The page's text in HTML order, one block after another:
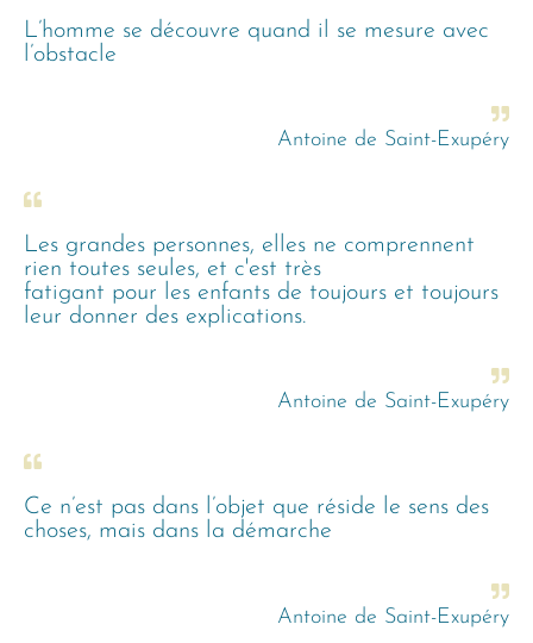
L’homme se découvre quand il se mesure avec
l’obstacle
Antoine de Saint-Exupéry
Les grandes personnes, elles ne comprennent
rien toutes seules, et c'est très
fatigant pour les enfants de toujours et toujours
leur donner des explications.
Antoine de Saint-Exupéry
Ce n’est pas dans l’objet que réside le sens des
choses, mais dans la démarche
Antoine de Saint-Exupéry